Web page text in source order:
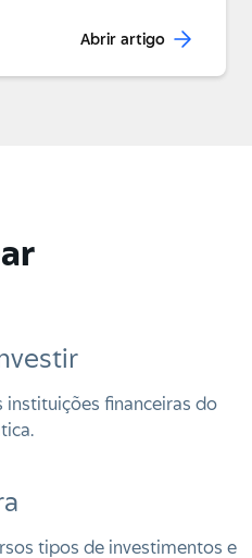
Abrir artigo
instituições financeiras do
tipos de investimentos e